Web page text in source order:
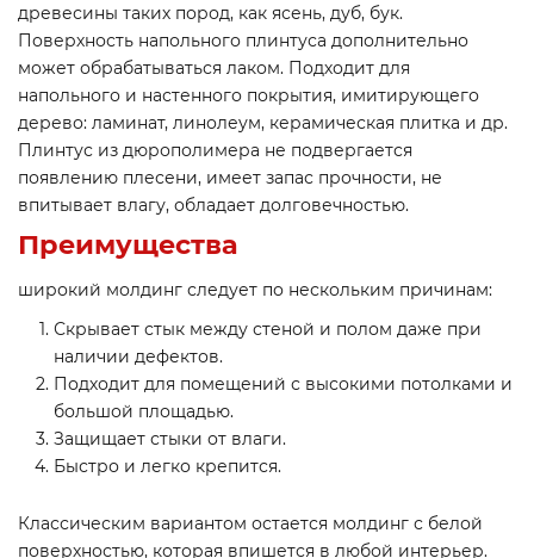
древесины таких пород, как ясень, дуб, бук.
Поверхность напольного плинтуса дополнительно
может обрабатываться лаком. Подходит для
напольного и настенного покрытия, имитирующего
дерево: ламинат, линолеум, керамическая плитка и др.
Плинтус из дюрополимера не подвергается
появлению плесени, имеет запас прочности, не
впитывает влагу, обладает долговечностью.
Преимущества
широкий молдинг следует по нескольким причинам:
Скрывает стык между стеной и полом даже при
наличии дефектов.
Подходит для помещений с высокими потолками и
большой площадью.
Защищает стыки от влаги.
Быстро и легко крепится.
Классическим вариантом остается молдинг с белой
поверхностью, которая впишется в любой интерьер.